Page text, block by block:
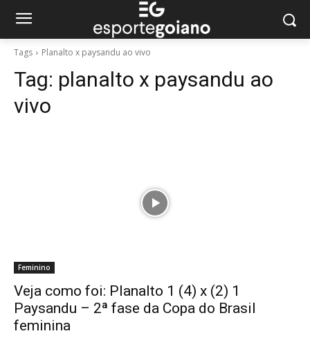
Tags Planalto x paysandu ao vivo
Tag: planalto x paysandu ao
vivo
Feminino
Veja como foi: Planalto 1 (4) x (2) 1
Paysandu – 2ª fase da Copa do Brasil
feminina